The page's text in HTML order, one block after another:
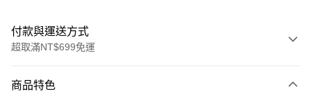
付款與運送方式
超取滿NT$699免運
信用卡一次付款
商品特色